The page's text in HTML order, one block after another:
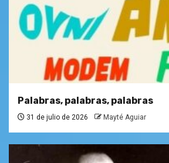
Palabras, palabras, palabras
31 de julio de 2026 Mayté Aguiar